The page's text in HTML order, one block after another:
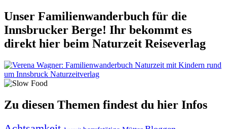
Unser Familienwanderbuch für die
Innsbrucker Berge! Ihr bekommt es
direkt hier beim Naturzeit Reiseverlag
Zu diesen Themen findest du hier Infos